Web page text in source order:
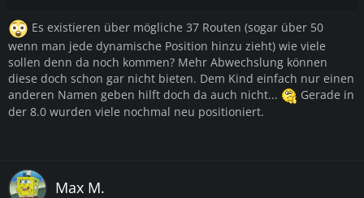
Es existieren über mögliche 37 Routen (sogar über 50
wenn man jede dynamische Position hinzu zieht) wie viele
sollen denn da noch kommen? Mehr Abwechslung können
diese doch schon gar nicht bieten. Dem Kind einfach nur einen
anderen Namen geben hilft doch da auch nicht...
Gerade in
der 8.0 wurden viele nochmal neu positioniert.
Max M.